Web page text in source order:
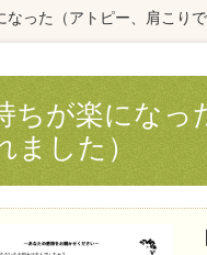
なった（アトピー、肩こりで
ちが楽になっ
ました）